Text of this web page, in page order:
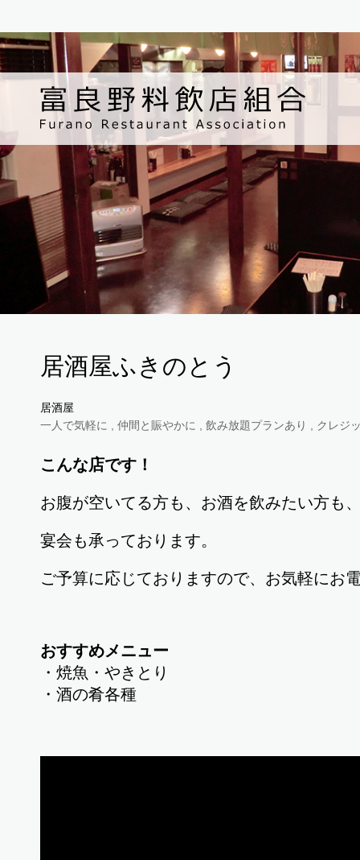
居酒屋ふきのとう
居酒屋
一人で気軽に , 仲間と賑やかに , 飲み放題プランあり , クレジ
こんな店です！
お腹が空いてる方も、お酒を飲みたい方も
宴会も承っております。
ご予算に応じておりますので、お気軽にお
おすすめメニュー
・焼魚・やきとり
・酒の肴各種